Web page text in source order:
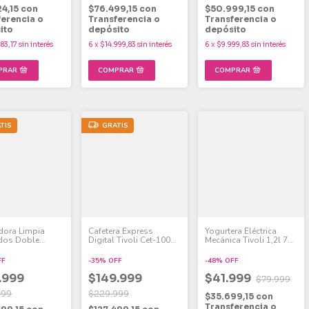
con
o
sin interés
$76.499,15 con
Transferencia o
depósito
6 x $14.999,83 sin interés
$50.999,15 con
Transferencia o
depósito
6 x $9.999,83 sin interés
Limpia
Doble
GRATIS
Cafetera Express
Digital Tivoli Cet-100
-35% OFF
$149.999
$229.999
Yogurtera Eléctrica
Mecánica Tivoli 1,2l 7
-48% OFF
$41.999 $79.999
$35.699,15 con
Transferencia o